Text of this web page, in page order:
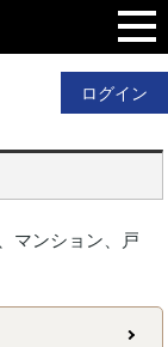
ログイン
マンション、戸